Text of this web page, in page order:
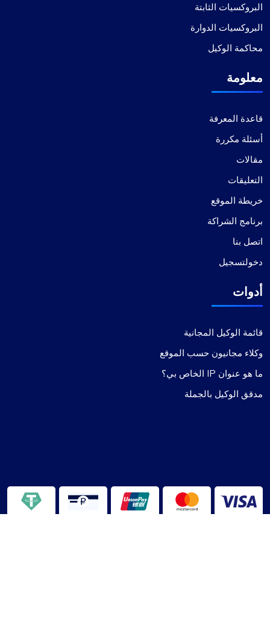
البروكسيات الثابتة
البروكسيات الدوارة
محاكمة الوكيل
معلومة
قاعدة المعرفة
أسئلة مكررة
مقالات
التعليقات
خريطة الموقع
برنامج الشراكة
اتصل بنا
دخولتسجيل
أدوات
قائمة الوكيل المجانية
وكلاء مجانيون حسب الموقع
ما هو عنوان IP الخاص بي؟
مدقق الوكيل بالجملة